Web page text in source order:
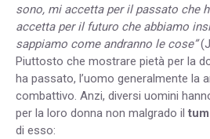
sono, mi accetta per il passato che
accetta per il futuro che abbiamo
sappiamo come andranno le cose”
Piuttosto che mostrare pietà per la
ha passato, l’uomo generalmente la
combattivo. Anzi, diversi uomini
per la loro donna non malgrado il
di esso: